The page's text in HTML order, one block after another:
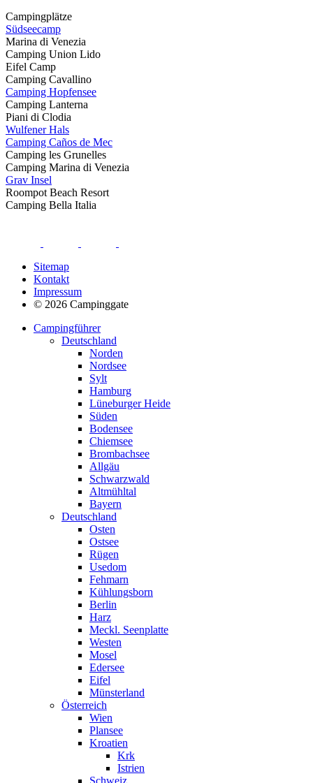
Campingplätze
Südseecamp
Marina di Venezia
Camping Union Lido
Eifel Camp
Camping Cavallino
Camping Hopfensee
Camping Lanterna
Piani di Clodia
Wulfener Hals
Camping Caños de Mec
Camping les Grunelles
Camping Marina di Venezia
Grav Insel
Roompot Beach Resort
Camping Bella Italia
Sitemap
Kontakt
Impressum
© 2026 Campinggate
Campingführer
Deutschland
Norden
Nordsee
Sylt
Hamburg
Lüneburger Heide
Süden
Bodensee
Chiemsee
Brombachsee
Allgäu
Schwarzwald
Altmühltal
Bayern
Deutschland
Osten
Ostsee
Rügen
Usedom
Fehmarn
Kühlungsborn
Berlin
Harz
Meckl. Seenplatte
Westen
Mosel
Edersee
Eifel
Münsterland
Österreich
Wien
Plansee
Kroatien
Krk
Istrien